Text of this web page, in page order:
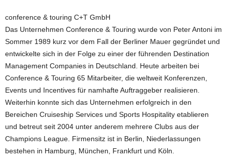
conference & touring C+T GmbH
Das Unternehmen Conference & Touring wurde von Peter Antoni im
Sommer 1989 kurz vor dem Fall der Berliner Mauer gegründet und
entwickelte sich in der Folge zu einer der führenden Destination
Management Companies in Deutschland. Heute arbeiten bei
Conference & Touring 65 Mitarbeiter, die weltweit Konferenzen,
Events und Incentives für namhafte Auftraggeber realisieren.
Weiterhin konnte sich das Unternehmen erfolgreich in den
Bereichen Cruiseship Services und Sports Hospitality etablieren
und betreut seit 2004 unter anderem mehrere Clubs aus der
Champions League. Firmensitz ist in Berlin, Niederlassungen
bestehen in Hamburg, München, Frankfurt und Köln.